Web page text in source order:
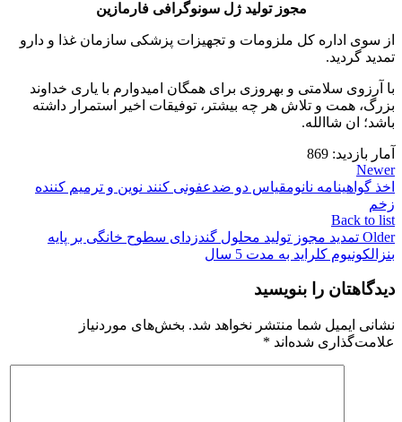
مجوز تولید ژل سونوگرافی فارمازین
از سوی اداره کل ملزومات و تجهیزات پزشکی سازمان غذا و دارو
تمدید گردید.
با آرزوی سلامتی و بهروزی برای همگان امیدوارم با یاری خداوند
بزرگ، همت و تلاش هر چه بیشتر، توفیقات اخیر استمرار داشته
باشد؛ ان شاالله.
آمار بازدید: 869
Newer
اخذ گواهینامه نانومقیاس دو ضدعفونی کنند نوین و ترمیم کننده
زخم
Back to list
Older تمدید مجوز تولید محلول گندزدای سطوح خانگی بر پایه
بنزالکونیوم کلراید به مدت 5 سال
دیدگاهتان را بنویسید
نشانی ایمیل شما منتشر نخواهد شد. بخش‌های موردنیاز
علامت‌گذاری شده‌اند *